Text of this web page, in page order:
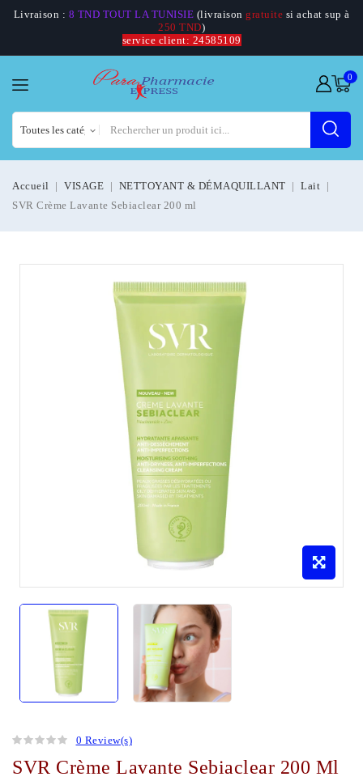
Livraison : 8 TND TOUT LA TUNISIE (livraison gratuite si achat sup à
250 TND)
service client: 24585109
0
Accueil VISAGE NETTOYANT & DÉMAQUILLANT
Lait
SVR Crème Lavante Sebiaclear 200 ml
0 Review(s)
SVR Crème Lavante Sebiaclear 200 Ml